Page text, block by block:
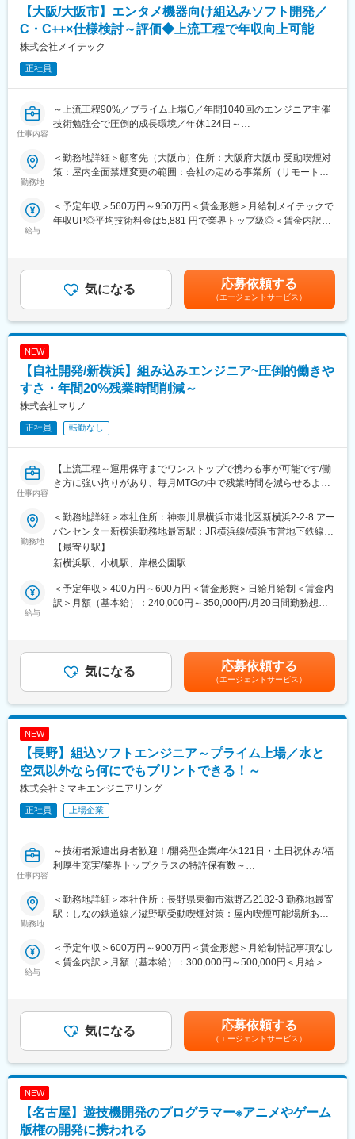
■魅力：
◎エンジニアとしての市場価値向上が年収に直結する評価制度
（年収1,000万円越えの現役エンジニアも在籍）
◎年間1,040回のエンジニア主催技術勉強会で圧倒的成長環境
◎業界や職種を超えたメイテックの仲間とつながり自主勉強会も
含め技術力を研鑽可能
◎最先端の技術情報を知る担当営業とともに身につけるべき技術
や経験すべき業界を考え、キャリアを形成できる戦略的ローテー
ション制度
◎技術単価平均5,881円のハイレベルなPJTを担当可能
◎上流工程PJTが約90%
■主要取引先TOP10（2025年3月期）／敬称略
株式会社デンソー、三菱重工業株式会社、ソニーセミコンダクタ
取引先4,000社（グループ計）
変更の範囲：会社の定める業務
【大阪/大阪市】エンタメ機器向け組込みソフト開発／
C・C++×仕様検討～評価◆上流工程で年収向上可能
株式会社メイテック
正社員
仕事内容
～上流工程90%／プライム上場G／年間1040回のエンジニア主催
技術勉強会で圧倒的成長環境／年休124日～
■業務内容：
仕様検討～詳細設計・評価まで担当可能です。
ゲーム機器・関連機器
■組織構成：
メイテックメンバー１名
■得られる経験：
エンターテインメント業界での業務経験を得ることが可能です。
も高く、組込み人材としてのキャリアアップが可能です。
＜魅力＞
◎エンジニアとしての市場価値向上が年収に直結する評価制度
（年収1000万円越えの現役エンジニアも在籍）
◎年間1040回のエンジニア主催技術勉強会で圧倒的成長環境
◎業界や職種を超えたメイテックの仲間とつながり自主勉強会も
含め技術力を研鑽可能
◎最先端の技術情報を知る担当営業とともに身に着けるべき技術
◎配属先メーカーの現場新入社員OJT・技術指導を担うほどの技
術力への圧倒的信頼
◎技術単価平均5881円のハイレベルなPJTを担当可能
◎上流工程PJTが約90%
■主要取引先TOP10(2025年3月期)／敬称略
株式会社デンソー、三菱重工業株式会社、ソニーセミコンダクタ
ＳＵＢＡＲＵ、ヤマハ発動機株式会社、トヨタ自動車株式会社等
取引先4,000社（グループ計）
変更の範囲：会社の定める業務
勤務地
＜勤務地詳細＞顧客先（大阪市）住所：大阪府大阪市 受動喫煙対
策：屋内全面禁煙変更の範囲：会社の定める事業所（リモートワ
給与
＜予定年収＞560万円～950万円＜賃金形態＞月給制メイテックで
年収UP◎平均技術料金は5,881 円で業界トップ級◎＜賃金内訳＞
て上下する可能性があります。月給(月額)は固定手当を含めた表記
です。 気になる 応募依頼する
（エージェントサービス）
NEW
【自社開発/新横浜】組み込みエンジニア~圧倒的働きや
すさ・年間20%残業時間削減～
株式会社マリノ
正社員 転勤なし
仕事内容
【上流工程～運用保守までワンストップで携わる事が可能です/働
き方に強い拘りがあり、毎月MTGの中で残業時間を減らせるよう
■担当業務：
ソフトウエアプロダクト事業において、主として「組み込み開
発」に携わって頂きます。
■業務詳細：
『組み込み開発』における下流・上流双方の業務をお任せします
が、将来的に「マネジメント」を担うことを
希望される方の募集となりますので、チームメンバーのサポート
やマネージャーの補佐業務をメインにお任せいたします。
業務用アプリケーション開発も行っております。
■働き方：
間の長いプロジェクトが多いというのが特徴です。会社設立時か
らある業務であり、会社の要となる部門です。
マネージャーの補佐として上流工程に携わっていただきながら、
いずればチームを纏めていただければと思います。
の声から出来たルールも多く、社内環境を改善するために私服勤
務でフレックス制度をとり入れるなどエンジニアを大事にする社
アップの応援として、社外セミナーや専門書籍の購入などを相談
することもできます。
勤務地
＜勤務地詳細＞本社住所：神奈川県横浜市港北区新横浜2-2-8 アー
バンセンター新横浜勤務地最寄駅：JR横浜線/横浜市営地下鉄線／
新横浜駅受動喫煙対策：屋内全面禁煙変更の範囲：会社の定める
事業所
【最寄り駅】
新横浜駅、小机駅、岸根公園駅
給与
＜予定年収＞400万円～600万円＜賃金形態＞日給月給制＜賃金内
訳＞月額（基本給）：240,000円～350,000円/月20日間勤務想定
安の金額であり、選考を通じて上下する可能性があります。月給
(月額)は固定手当を含めた表記です。
気になる 応募依頼する
（エージェントサービス）
NEW
【長野】組込ソフトエンジニア～プライム上場／水と
空気以外なら何にでもプリントできる！～
株式会社ミマキエンジニアリング
正社員 上場企業
仕事内容
～技術者派遣出身者歓迎！/開発型企業/年休121日・土日祝休み/福
利厚生充実/業界トップクラスの特許保有数～
■業務について：
・当社製品である、インクジェットプリンタ、カッティングプロ
ッタ、3Dプリンタの組み込み制御ソフトウェア（以下ファームウ
ウェア開発職です。
・あわせて、製品開発の構想設計段階からプロジェクトに参加し
■業務補足：
・装置を制御するためのファームウェアをC言語を用いて開発す
る事が主な職務です。
・開発を行うにあたっては、メカやハードウェア設計部門から装
置を動かすための制御方式を、インク設計部門からはインクの吐
を、それぞれヒアリング（要件定義）を行います。
・仕様策定や設計といった上流工程と、テストや評価の下流工程
までを一貫して実施いただきます。
勤務地
＜勤務地詳細＞本社住所：長野県東御市滋野乙2182-3 勤務地最寄
駅：しなの鉄道線／滋野駅受動喫煙対策：屋内喫煙可能場所あり
給与
＜予定年収＞600万円～900万円＜賃金形態＞月給制特記事項なし
＜賃金内訳＞月額（基本給）：300,000円～500,000円＜月給＞
給制賞与 2025実績 6.83ヶ月賃金はあくまでも目安の金額であ
り、選考を通じて上下する可能性があります。月給(月額)は固定手
気になる 応募依頼する
（エージェントサービス）
NEW
【名古屋】遊技機開発のプログラマー※アニメやゲーム
版権の開発に携われる